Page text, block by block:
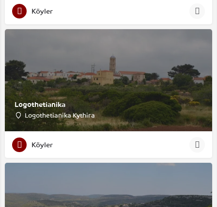
Köyler
Logothetianika
Logothetianika Kythira
Köyler